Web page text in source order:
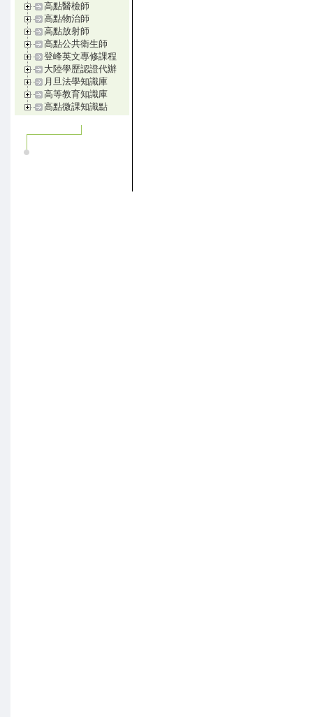
高點醫檢師
高點物治師
高點放射師
高點公共衛生師
登峰英文專修課程
大陸學歷認證代辦
月旦法學知識庫
高等教育知識庫
高點微課知識點